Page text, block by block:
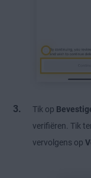
Tik op
verifiëren. Tik
vervolgens op